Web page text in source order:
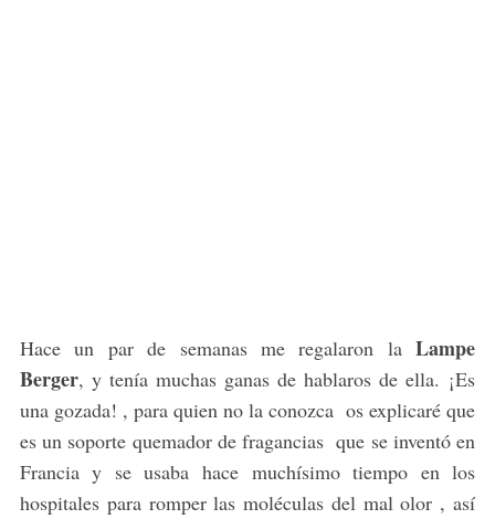
Hace un par de semanas me regalaron laLampe
Berger, y tenía muchas ganas de hablaros de ella. ¡Es
una gozada! , para quien no la conozca os explicaré que
es un soporte quemador de fragancias que se inventó en
Francia y se usaba hace muchísimo tiempo en los
hospitales para romper las moléculas del mal olor , así